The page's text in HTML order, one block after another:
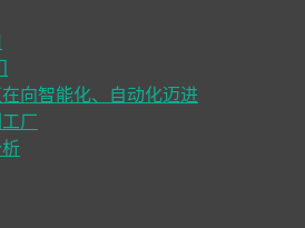
向智能化、自动化迈进
厂